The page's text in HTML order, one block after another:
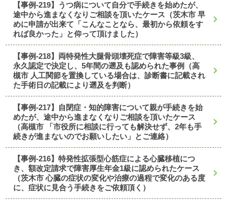
【事例-219】うつ病について自分で手続きを始めたが、
途中から進まなくなりご相談を頂いたケース（茨木市 早
めに申請が出来て「こんなことなら、最初から依頼をす
れば良かった」と仰って頂けました）
【事例-218】両特発性大腿骨頭壊死症で障害等級3級、
永久認定で決定し、5年間の遡及も認められた事例（高
槻市 人工関節を置換している場合は、診断書に記載され
た手術日の記載により遡及を判断）
【事例-217】自閉症・知的障害について親が手続きを始
めたが、途中から進まなくなりご相談を頂いたケース
（高槻市 「市役所に相談に行っても解決せず、2年も手
続きが進まないのでお願いしたい」とご連絡）
【事例-216】特発性拡張型心筋症による心臓移植につ
き、額改定請求で障害厚生年金1級に認められたケース
（茨木市 心臓の症状の変化や治療の過程で変化のある度
に、症状に見合う手続きをご依頼頂く）